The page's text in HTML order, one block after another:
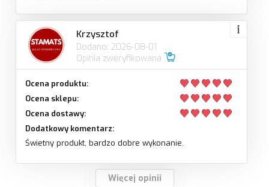
Krzysztof
Dodano: 2026-08-01
Opinia zweryfikowana
Ocena produktu:
Ocena sklepu:
Ocena dostawy:
Dodatkowy komentarz:
Świetny produkt, bardzo dobre wykonanie.
Więcej opinii